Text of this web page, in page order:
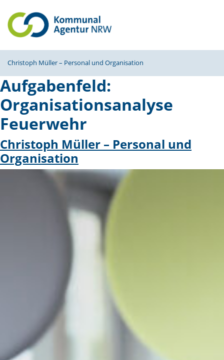
Christoph Müller – Personal und Organisation
Aufgabenfeld:
Organisationsanalyse
Feuerwehr
Christoph Müller – Personal und
Organisation